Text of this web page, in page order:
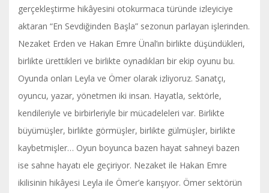
gerçekleştirme hikâyesini otokurmaca türünde izleyiciye
aktaran “En Sevdiğinden Başla” sezonun parlayan işlerinden.
Nezaket Erden ve Hakan Emre Ünal’ın birlikte düşündükleri,
birlikte ürettikleri ve birlikte oynadıkları bir ekip oyunu bu.
Oyunda onları Leyla ve Ömer olarak izliyoruz. Sanatçı,
oyuncu, yazar, yönetmen iki insan. Hayatla, sektörle,
kendileriyle ve birbirleriyle bir mücadeleleri var. Birlikte
büyümüşler, birlikte görmüşler, birlikte gülmüşler, birlikte
kaybetmişler… Oyun boyunca bazen hayat sahneyi bazen
ise sahne hayatı ele geçiriyor. Nezaket ile Hakan Emre
ikilisinin hikâyesi Leyla ile Ömer’e karışıyor. Ömer sektörün